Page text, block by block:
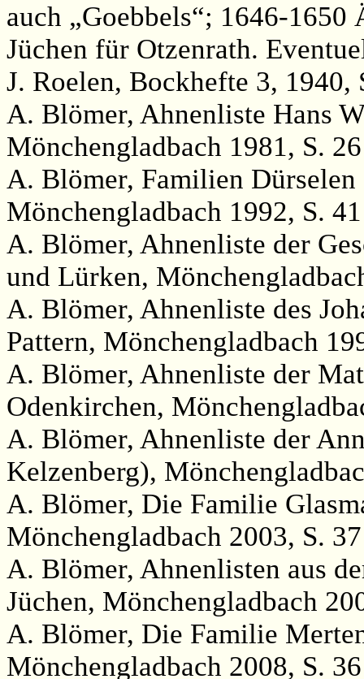
auch „Goebbels“; 1646-
Jüchen für Otzenrath.
J. Roelen, Bockhefte 3, 1940,
A. Blömer, Ahnenliste Hans
Mönchengladbach 1981, S. 26
A. Blömer, Familien
Mönchengladbach 1992, S. 41
A. Blömer, Ahnenliste der
und Lürken,
A. Blömer, Ahnenliste des
Pattern, Mönchengladbach
A. Blömer, Ahnenliste der
Odenkirchen,
A. Blömer, Ahnenliste der
Kelzenberg),
A. Blömer, Die Familie
Mönchengladbach 2003, S. 37
A. Blömer, Ahnenlisten aus
Jüchen, Mönchengladbach
A. Blömer, Die Familie
Mönchengladbach 2008, S. 36